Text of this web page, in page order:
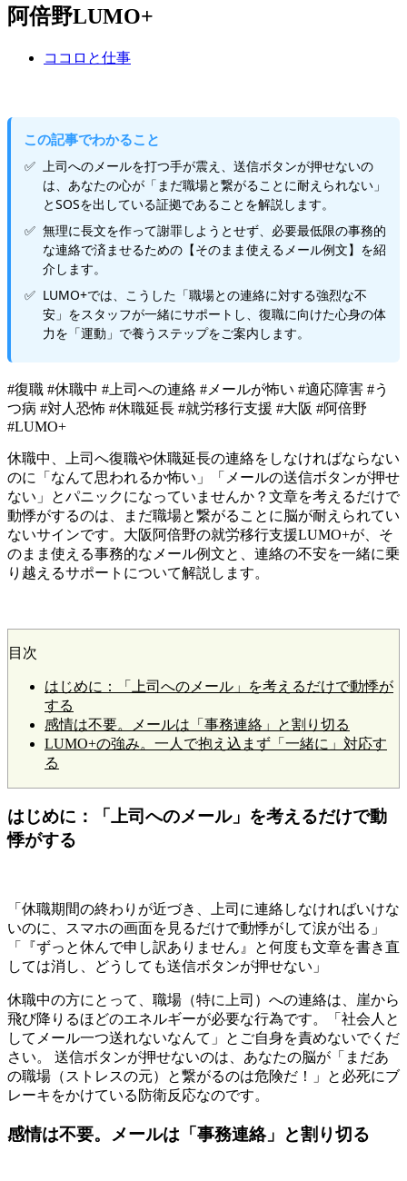
阿倍野LUMO+
ココロと仕事
この記事でわかること
上司へのメールを打つ手が震え、送信ボタンが押せないの
は、あなたの心が「まだ職場と繋がることに耐えられない」
とSOSを出している証拠であることを解説します。
無理に長文を作って謝罪しようとせず、必要最低限の事務的
な連絡で済ませるための【そのまま使えるメール例文】を紹
介します。
LUMO+では、こうした「職場との連絡に対する強烈な不
安」をスタッフが一緒にサポートし、復職に向けた心身の体
力を「運動」で養うステップをご案内します。
#復職 #休職中 #上司への連絡 #メールが怖い #適応障害 #う
つ病 #対人恐怖 #休職延長 #就労移行支援 #大阪 #阿倍野
#LUMO+
休職中、上司へ復職や休職延長の連絡をしなければならない
のに「なんて思われるか怖い」「メールの送信ボタンが押せ
ない」とパニックになっていませんか？文章を考えるだけで
動悸がするのは、まだ職場と繋がることに脳が耐えられてい
ないサインです。大阪阿倍野の就労移行支援LUMO+が、そ
のまま使える事務的なメール例文と、連絡の不安を一緒に乗
り越えるサポートについて解説します。
目次
はじめに：「上司へのメール」を考えるだけで動悸が
する
感情は不要。メールは「事務連絡」と割り切る
LUMO+の強み。一人で抱え込まず「一緒に」対応す
る
はじめに：「上司へのメール」を考えるだけで動
悸がする
「休職期間の終わりが近づき、上司に連絡しなければいけな
いのに、スマホの画面を見るだけで動悸がして涙が出る」
「『ずっと休んで申し訳ありません』と何度も文章を書き直
しては消し、どうしても送信ボタンが押せない」
休職中の方にとって、職場（特に上司）への連絡は、崖から
飛び降りるほどのエネルギーが必要な行為です。「社会人と
してメール一つ送れないなんて」とご自身を責めないでくだ
さい。 送信ボタンが押せないのは、あなたの脳が「まだあ
の職場（ストレスの元）と繋がるのは危険だ！」と必死にブ
レーキをかけている防衛反応なのです。
感情は不要。メールは「事務連絡」と割り切る